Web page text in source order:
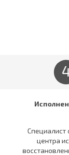
Специалист
центра